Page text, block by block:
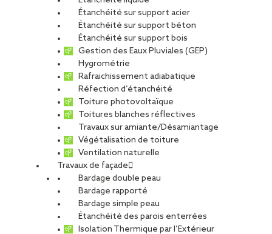
Étanchéité sur support acier
Étanchéité sur support béton
Étanchéité sur support bois
Gestion des Eaux Pluviales (GEP)
Hygrométrie
Rafraichissement adiabatique
Réfection d’étanchéité
Toiture photovoltaïque
Toitures blanches réflectives
Travaux sur amiante/Désamiantage
Végétalisation de toiture
Ventilation naturelle
Travaux de façade
Bardage double peau
Bardage rapporté
Bardage simple peau
Étanchéité des parois enterrées
Isolation Thermique par l’Extérieur
PARTAGER
27 novembre 2025